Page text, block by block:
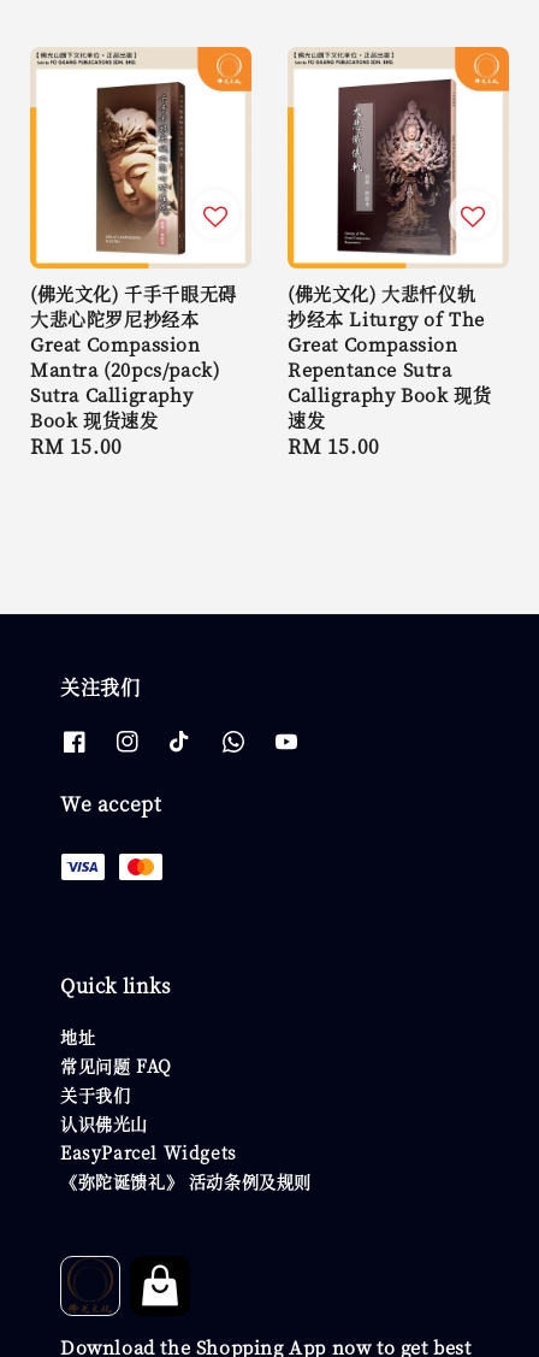
(佛光文化) 千手千眼无碍
大悲心陀罗尼抄经本
Great Compassion
Mantra (20pcs/pack)
Sutra Calligraphy
Book 现货速发
Regular
RM 15.00
(佛光文化) 大悲忏仪轨
抄经本 Liturgy of The
Great Compassion
Repentance Sutra
Calligraphy Book 现货
速发
Regular
RM 15.00
关注我们
We accept
Quick links
地址
常见问题 FAQ
关于我们
认识佛光山
EasyParcel Widgets
《弥陀诞馈礼》 活动条例及规则
Download the Shopping App now to get best